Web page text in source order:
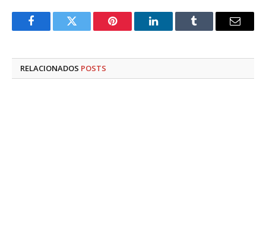
FacebookTwitter Pinterest LinkedInTumblr
E-
RELACIONADOS POSTS